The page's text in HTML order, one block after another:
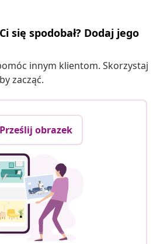
się spodobał? Dodaj jego
innym klientom. Skorzystaj
zacząć.
obrazek